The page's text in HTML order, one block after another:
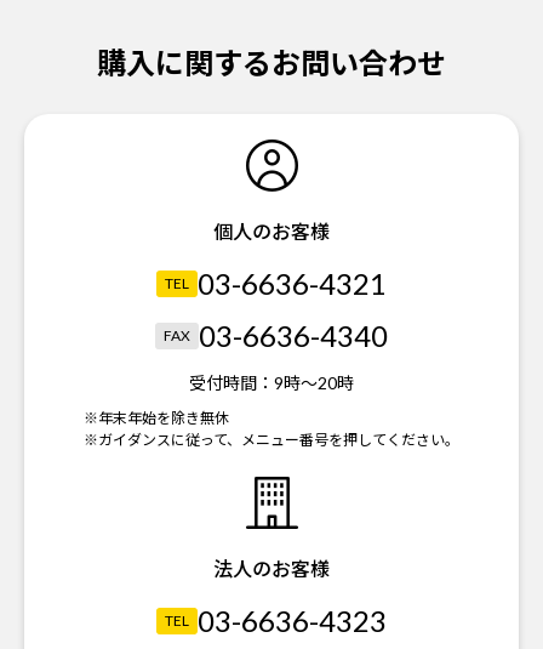
購入に関するお問い合わせ
個人のお客様
TEL 03-6636-4321
FAX 03-6636-4340
受付時間： 9時～20時
※年末年始を除き無休
※ガイダンスに従って、メニュー番号を押してください。
法人のお客様
TEL 03-6636-4323